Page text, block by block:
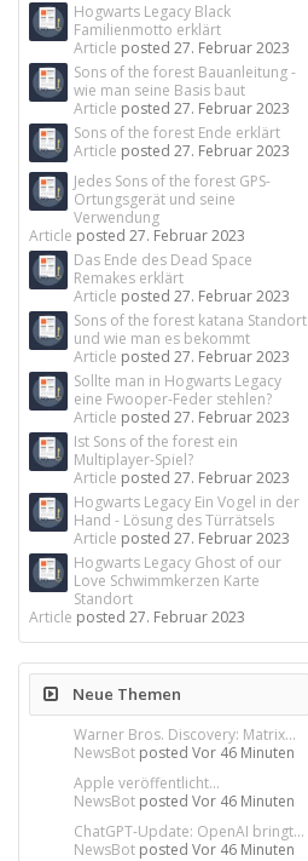
Hogwarts Legacy Black
Familienmotto erklärt
Article posted27. Februar 2023
Sons of the forest Bauanleitung -
wie man seine Basis baut
Article posted27. Februar 2023
Sons of the forest Ende erklärt
Article posted27. Februar 2023
Jedes Sons of the forest GPS-
Ortungsgerät und seine
Verwendung
Article posted27. Februar 2023
Das Ende des Dead Space
Remakes erklärt
Article posted27. Februar 2023
Sons of the forest katana Standort
und wie man es bekommt
Article posted27. Februar 2023
Sollte man in Hogwarts Legacy
eine Fwooper-Feder stehlen?
Article posted27. Februar 2023
Ist Sons of the forest ein
Multiplayer-Spiel?
Article posted27. Februar 2023
Hogwarts Legacy Ein Vogel in der
Hand - Lösung des Türrätsels
Article posted27. Februar 2023
Hogwarts Legacy Ghost of our
Love Schwimmkerzen Karte
Standort
Article posted27. Februar 2023
Neue Themen
Warner Bros. Discovery: Matrix...
NewsBot postedVor 46 Minuten
Apple veröffentlicht...
NewsBot postedVor 46 Minuten
ChatGPT-Update: OpenAI bringt...
NewsBot postedVor 46 Minuten